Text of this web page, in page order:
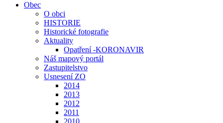
Obec
O obci
HISTORIE
Historické fotografie
Aktuality
Opatření -KORONAVIR
Náš mapový portál
Zastupitelstvo
Usnesení ZO
2014
2013
2012
2011
2010